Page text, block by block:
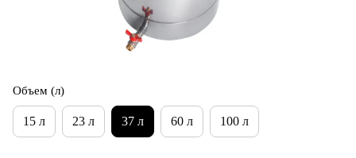
Объем (л)
15 л 23 л 37 л 60 л 100 л